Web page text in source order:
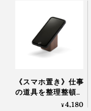
《スマホ置き》仕事
の道具を整理整頓！
木の温かみにデスク
¥4,180